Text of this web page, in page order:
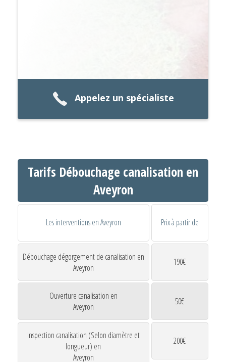
Appelez un spécialiste
Tarifs Débouchage canalisation en
Aveyron
Les interventions en Aveyron Prix à partir de
Débouchage dégorgement de canalisation en
Aveyron
190€
Ouverture canalisation en
Aveyron
50€
Inspection canalisation (Selon diamètre et
longueur) en
Aveyron
200€